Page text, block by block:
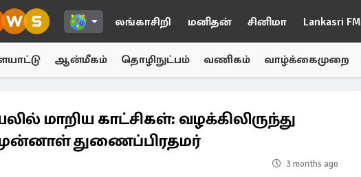
லங்காசிறி மனிதன் சினிமா Lankasri FM
ஆன்மீகம் தொழிநுட்பம் வணிகம் வாழ்க்கைமுறை
மாறிய காட்சிகள்: வழக்கிலிருந்து
முன்னாள் துணைப்பிரதமர்
3 months ago